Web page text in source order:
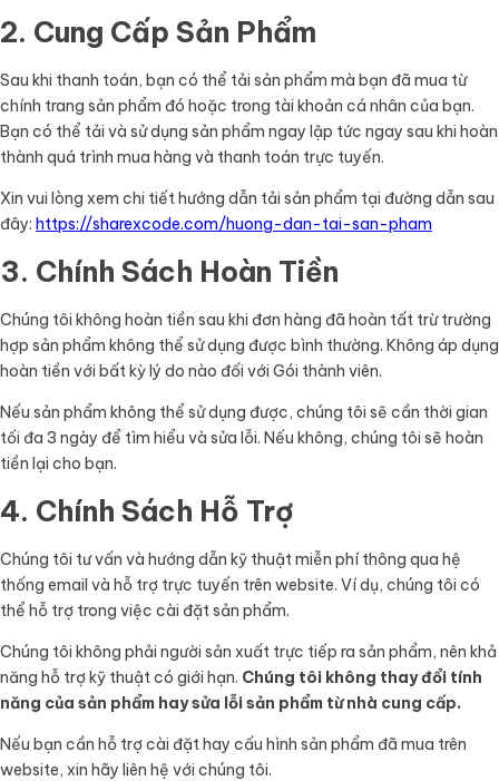
2. Cung Cấp Sản Phẩm
Sau khi thanh toán, bạn có thể tải sản phẩm mà bạn đã mua từ
chính trang sản phẩm đó hoặc trong tài khoản cá nhân của bạn.
Bạn có thể tải và sử dụng sản phẩm ngay lập tức ngay sau khi hoàn
thành quá trình mua hàng và thanh toán trực tuyến.
Xin vui lòng xem chi tiết hướng dẫn tải sản phẩm tại đường dẫn sau
đây: https://sharexcode.com/huong-dan-tai-san-pham
3. Chính Sách Hoàn Tiền
Chúng tôi không hoàn tiền sau khi đơn hàng đã hoàn tất trừ trường
hợp sản phẩm không thể sử dụng được bình thường. Không áp dụng
hoàn tiền với bất kỳ lý do nào đối với Gói thành viên.
Nếu sản phẩm không thể sử dụng được, chúng tôi sẽ cần thời gian
tối đa 3 ngày để tìm hiểu và sửa lỗi. Nếu không, chúng tôi sẽ hoàn
tiền lại cho bạn.
4. Chính Sách Hỗ Trợ
Chúng tôi tư vấn và hướng dẫn kỹ thuật miễn phí thông qua hệ
thống email và hỗ trợ trực tuyến trên website. Ví dụ, chúng tôi có
thể hỗ trợ trong việc cài đặt sản phẩm.
Chúng tôi không phải người sản xuất trực tiếp ra sản phẩm, nên khả
năng hỗ trợ kỹ thuật có giới hạn. Chúng tôi không thay đổi tính
năng của sản phẩm hay sửa lỗi sản phẩm từ nhà cung cấp.
Nếu bạn cần hỗ trợ cài đặt hay cấu hình sản phẩm đã mua trên
website, xin hãy liên hệ với chúng tôi.